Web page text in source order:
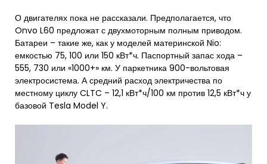
О двигателях пока не рассказали. Предполагается, что
Onvo L60 предложат с двухмоторным полным приводом.
Батареи – такие же, как у моделей материнской Nio:
емкостью 75, 100 или 150 кВт*ч. Паспортный запас хода –
555, 730 или «1000+» км. У паркетника 900-вольтовая
электросистема. А средний расход электричества по
местному циклу CLTC – 12,1 кВт*ч/100 км против 12,5 кВт*ч у
базовой Tesla Model Y.